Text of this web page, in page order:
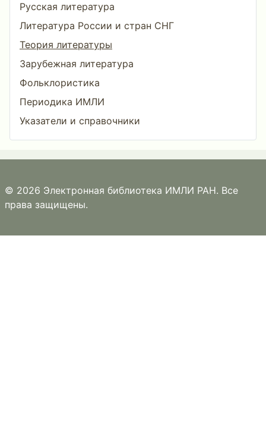
Русская литература
Литература России и стран СНГ
Теория литературы
Зарубежная литература
Фольклористика
Периодика ИМЛИ
Указатели и справочники
© 2026 Электронная библиотека ИМЛИ РАН. Все
права защищены.